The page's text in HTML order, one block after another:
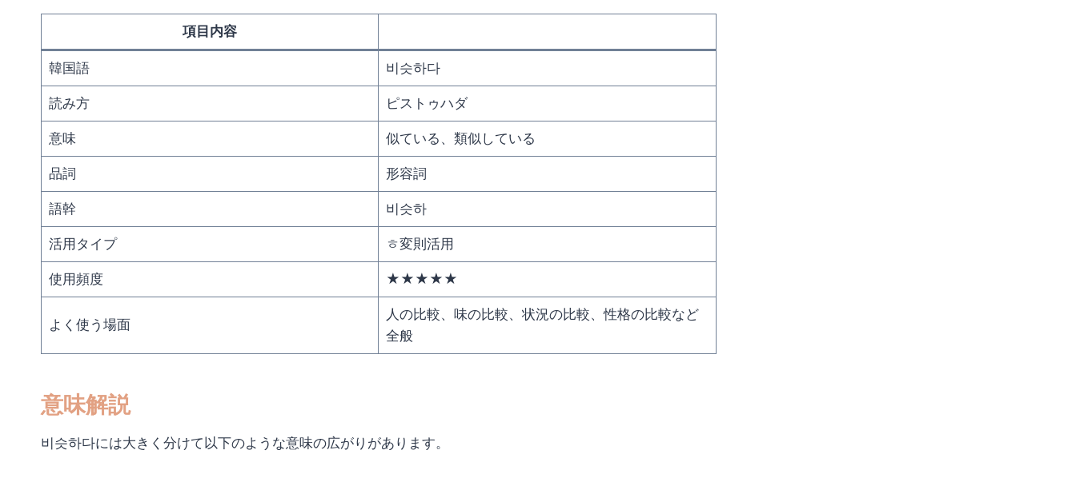
項目内容
韓国語 비슷하다
読み方 ピストゥハダ
意味 似ている、類似している
品詞 形容詞
語幹 비슷하
活用タイプ ㅎ変則活用
使用頻度 ★★★★★
よく使う場面
人の比較、味の比較、状況の比較、性格の比較など
全般
意味解説
비슷하다には大きく分けて以下のような意味の広がりがあります。